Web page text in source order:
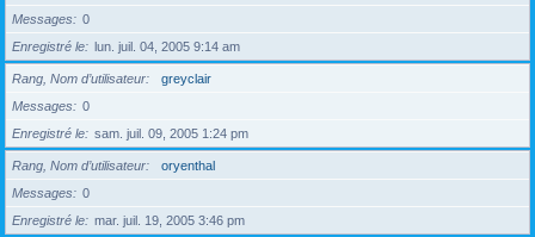
Messages
0
Enregistré le
lun. juil. 04, 2005 9:14 am
Rang, Nom d’utilisateur
greyclair
Messages
0
Enregistré le
sam. juil. 09, 2005 1:24 pm
Rang, Nom d’utilisateur
oryenthal
Messages
0
Enregistré le
mar. juil. 19, 2005 3:46 pm